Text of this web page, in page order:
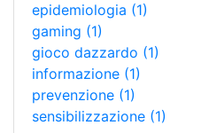
epidemiologia (1)
gaming (1)
gioco dazzardo (1)
informazione (1)
prevenzione (1)
sensibilizzazione (1)